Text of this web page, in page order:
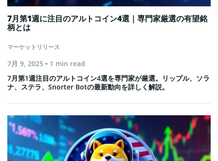
マーケットリリース
7月第1週に注目のアルトコイン4選｜専門家厳選の有望銘
柄とは
7月 9, 2025 • 1 min read
7月第1週注目のアルトコイン4選を専門家が厳選。リップル、ソラ
ナ、ステラ、Snorter Botの最新動向を詳しく解説。